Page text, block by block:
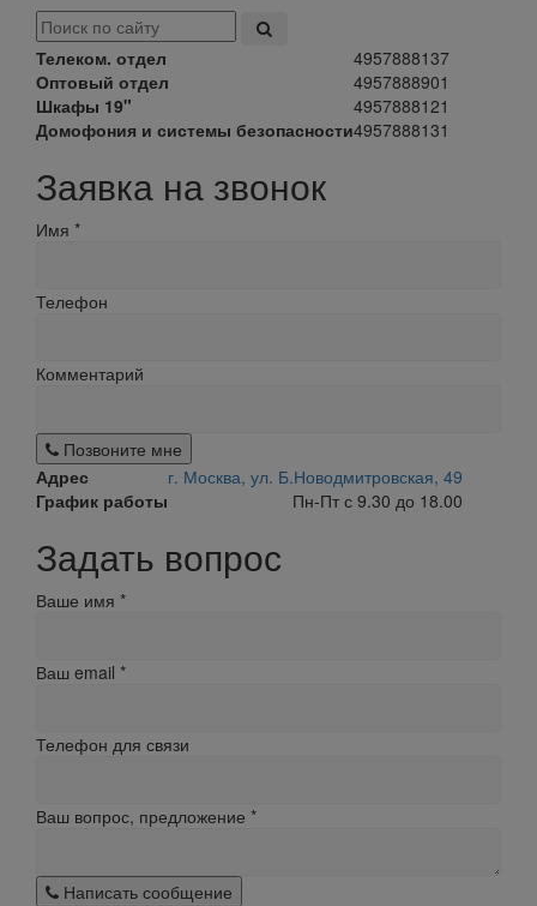
Телеком. отдел
4957888137
Оптовый отдел
4957888901
Шкафы 19"
4957888121
Домофония и системы безопасности4957888131
Заявка на звонок
Имя *
Телефон
Комментарий
Позвоните мне
Адрес
г. Москва, ул. Б.Новодмитровская, 49
График работы
Пн-Пт с 9.30 до 18.00
Задать вопрос
Ваше имя *
Ваш email *
Телефон для связи
Ваш вопрос, предложение *
Написать сообщение